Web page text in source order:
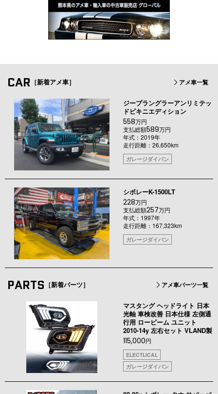
CAR ［新着アメ車］ アメ車一覧
ジープラングラーアンリミテッ
ドビキニエディション
558万円
支払総額589万円
年式：2019年
走行距離：26,650km
ガレージダイバン
シボレーK-1500LT
228万円
支払総額257万円
年式：1997年
走行距離：167,323km
ガレージダイバン
PARTS ［新着パーツ］ アメ車パーツ一覧
マスタング ヘッドライト 日本
光軸 車検改善 日本仕様 左側通
行用 ロービーム ユニット
2010-14y 左右セット VLAND製
115,000円
ELECTLICAL
ガレージダイバン